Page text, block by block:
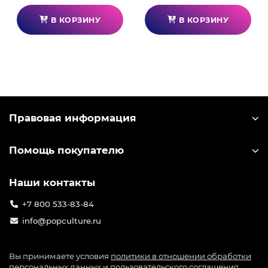
⚠️ Рекомендации:
кружку нельзя мыть в посудомоечной машине и
В КОРЗИНУ В КОРЗИНУ
Правовая информация
Помощь покупателю
Наши контакты
+7 800 533-83-84
info@popculture.ru
Вы принимаете условия политики в отношении обработки